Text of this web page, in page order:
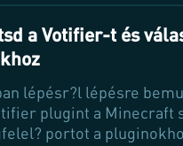
a Votifier-t és
lépésr?l lépésre
plugint a Minecraft
portot a